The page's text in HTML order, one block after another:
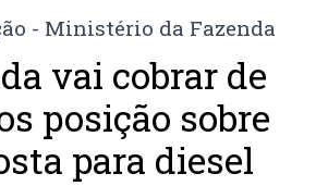
vai cobrar de
posição sobre
para diesel